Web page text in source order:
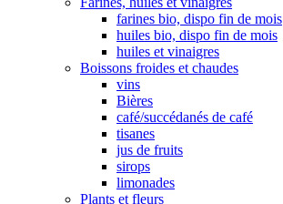
farines bio, dispo fin de mois
huiles bio, dispo fin de mois
huiles et vinaigres
Boissons froides et chaudes
vins
Bières
café/succédanés de café
tisanes
jus de fruits
sirops
limonades
Plants et fleurs